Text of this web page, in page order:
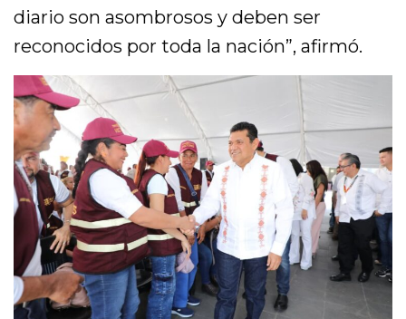
diario son asombrosos y deben ser
reconocidos por toda la nación”, afirmó.